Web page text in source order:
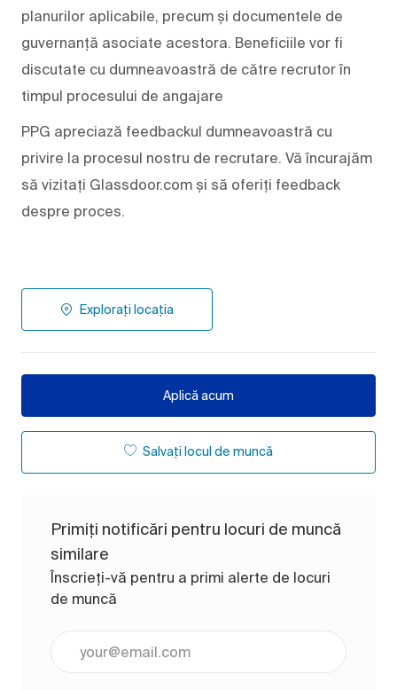
planurilor aplicabile, precum și documentele de
guvernanță asociate acestora. Beneficiile vor fi
discutate cu dumneavoastră de către recrutor în
timpul procesului de angajare
PPG apreciază feedbackul dumneavoastră cu
privire la procesul nostru de recrutare. Vă încurajăm
să vizitați Glassdoor.com și să oferiți feedback
despre proces.
Explorați locația
Aplică acum
Salvați locul de muncă
Primiți notificări pentru locuri de muncă
similare
Înscrieți-vă pentru a primi alerte de locuri
de muncă